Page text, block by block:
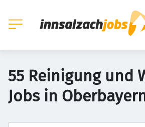
55 Reinigung und
Jobs in